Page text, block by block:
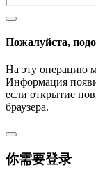
Пожалуйста,
На эту операцию
Информация
если открытие
браузера.
你需要登录